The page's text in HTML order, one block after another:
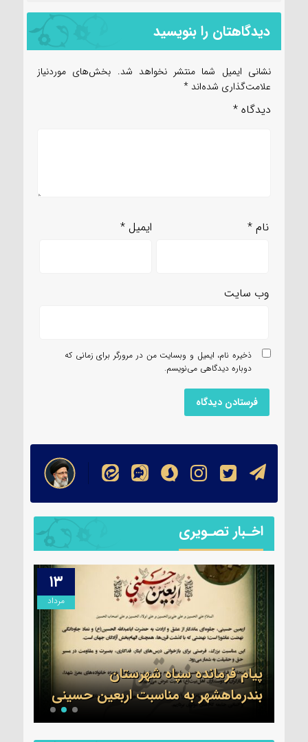
دیدگاهتان را بنویسید
نشانی ایمیل شما منتشر نخواهد شد. بخش‌های موردنیاز
علامت‌گذاری شده‌اند *
دیدگاه *
نام* ایمیل*
وب‌ سایت
ذخیره نام، ایمیل و وبسایت من در مرورگر برای زمانی که
دوباره دیدگاهی می‌نویسم.
اخـبار تصـویری
۱۳
مرداد
پیام فرمانده سپاه شهرستان
بندرماهشهر به مناسبت اربعین حسینی